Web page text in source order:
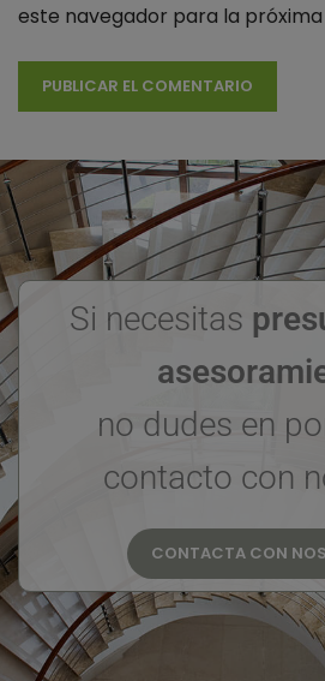
este navegador para la
Si necesitas
no dudes en
contacto con
CONTACTA CON